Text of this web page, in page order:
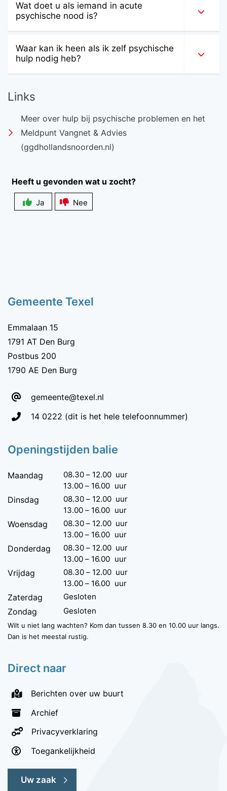
Wat doet u als iemand in acute
psychische nood is?
Waar kan ik heen als ik zelf psychische
hulp nodig heb?
Links
Meer over hulp bij psychische problemen en het
Meldpunt Vangnet & Advies
(ggdhollandsnoorden.nl)
Heeft u gevonden wat u zocht?
Ja Nee
Gemeente Texel
Emmalaan 15
1791 AT Den Burg
Postbus 200
1790 AE Den Burg
gemeente@texel.nl
Telefoon:
14 0222 (dit is het hele telefoonnummer)
Openingstijden balie
Maandag 08.30 – 12.00 uur
13.00 – 16.00 uur
Dinsdag 08.30 – 12.00 uur
13.00 – 16.00 uur
Woensdag 08.30 – 12.00 uur
13.00 – 16.00 uur
Donderdag 08.30 – 12.00 uur
13.00 – 16.00 uur
Vrijdag 08.30 – 12.00 uur
13.00 – 16.00 uur
Zaterdag Gesloten
Zondag Gesloten
Wilt u niet lang wachten? Kom dan tussen 8.30 en 10.00 uur langs.
Dan is het meestal rustig.
Direct naar
Berichten over uw buurt
Archief
Privacyverklaring
Toegankelijkheid
Uw zaak